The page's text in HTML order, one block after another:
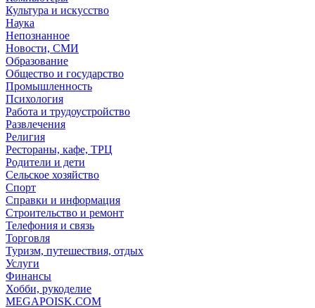
Культура и искусство
Наука
Непознанное
Новости, СМИ
Образование
Общество и государство
Промышленность
Психология
Работа и трудоустройство
Развлечения
Религия
Рестораны, кафе, ТРЦ
Родители и дети
Сельское хозяйство
Спорт
Справки и информация
Строительство и ремонт
Телефония и связь
Торговля
Туризм, путешествия, отдых
Услуги
Финансы
Хобби, рукоделие
MEGAPOISK.COM